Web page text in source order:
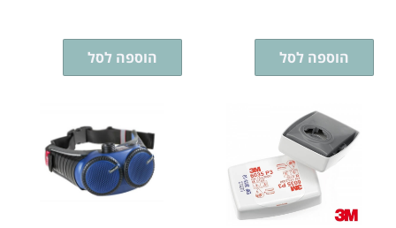
הוספה לסל הוספה לסל